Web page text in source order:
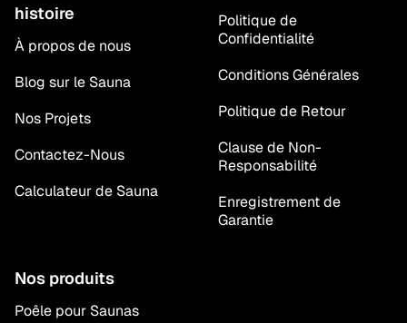
histoire
À propos de nous
Blog sur le Sauna
Nos Projets
Contactez-Nous
Calculateur de Sauna
Politique de
Confidentialité
Conditions Générales
Politique de Retour
Clause de Non-
Responsabilité
Enregistrement de
Garantie
Nos produits
Poêle pour Saunas